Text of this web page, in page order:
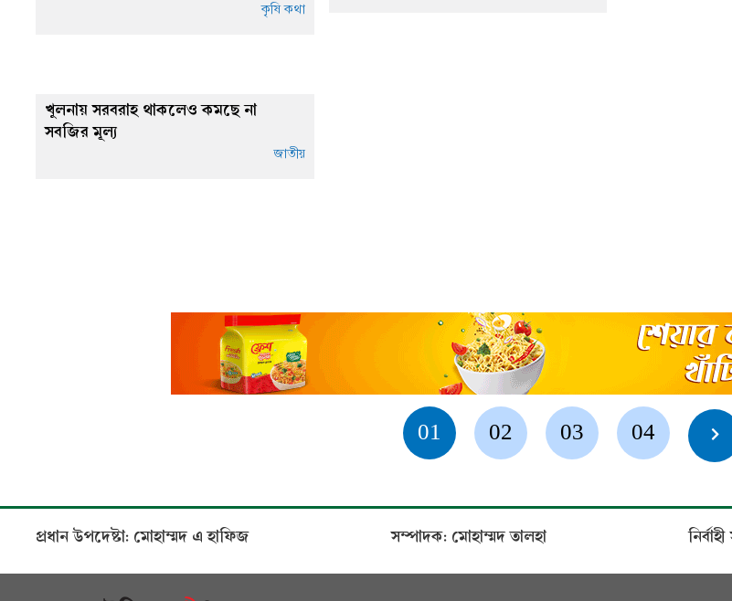
কৃষি কথা
খুলনায় সরবরাহ থাকলেও কমছে না
সবজির মূল্য
জাতীয়
01 02 03 04
প্রধান উপদেষ্টা: মোহাম্মদ এ হাফিজ সম্পাদক: মোহাম্মদ তালহা